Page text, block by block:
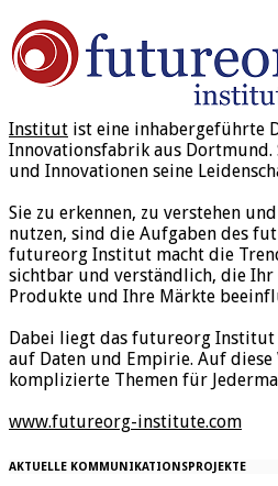
Institut ist eine inhabergeführte
Innovationsfabrik aus Dortmund.
und Innovationen seine
Sie zu erkennen, zu verstehen
nutzen, sind die Aufgaben des
futureorg Institut macht die
sichtbar und verständlich, die Ihr
Produkte und Ihre Märkte
Dabei liegt das futureorg Institut
auf Daten und Empirie. Auf diese
komplizierte Themen für
www.futureorg-institute.com
AKTUELLE KOMMUNIKATIONSPROJEKTE